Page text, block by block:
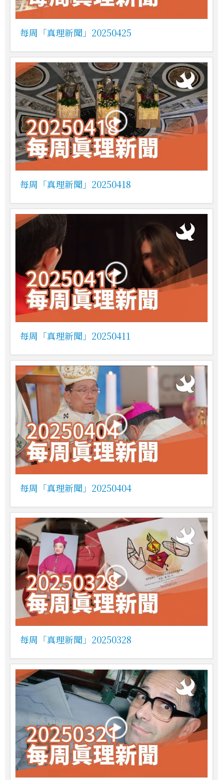
每周「真理新聞」20250425
每周「真理新聞」20250418
每周「真理新聞」20250411
每周「真理新聞」20250404
每周「真理新聞」20250328